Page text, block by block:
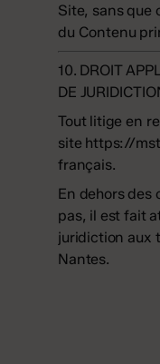
Site, sans que
du Contenu
10. DROIT
DE
Tout litige en
site https://
français.
En dehors des
pas, il est fait
juridiction aux
Nantes.